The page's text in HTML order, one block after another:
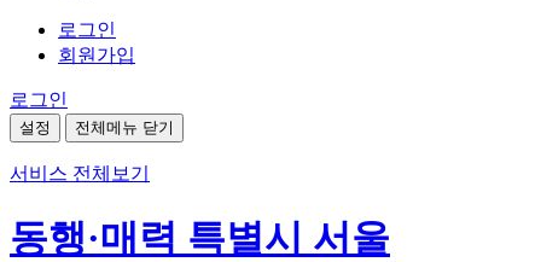
로그인
회원가입
로그인
설정 전체메뉴 닫기
서비스 전체보기
동행·매력 특별시 서울